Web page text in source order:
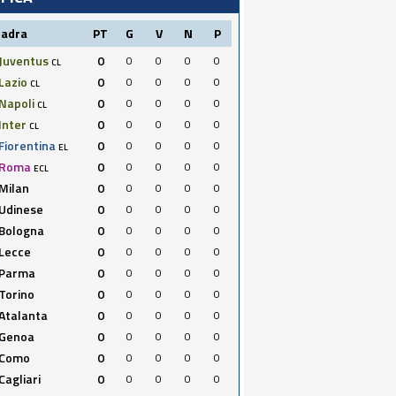
PT G V N P
Juventus CL 0 0 0 0
0
Lazio CL 0 0 0 0
0
Napoli CL 0 0 0 0
0
Inter CL 0 0 0 0
0
Fiorentina EL 0 0 0 0
0
Roma ECL 0 0 0 0
0
Milan 0 0 0 0
0
Udinese 0 0 0 0
0
Bologna 0 0 0 0
0
Lecce 0 0 0 0
0
Parma 0 0 0 0
0
Torino 0 0 0 0
0
0 0 0 0
0
Genoa 0 0 0 0
0
Como 0 0 0 0
0
Cagliari 0 0 0 0
0